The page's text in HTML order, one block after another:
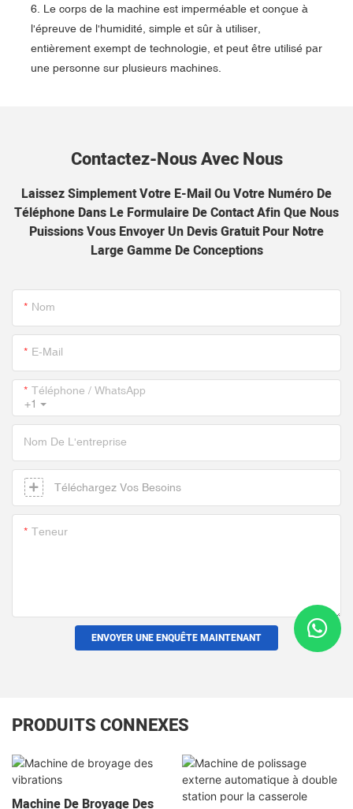
6. Le corps de la machine est imperméable et conçue à
l'épreuve de l'humidité, simple et sûr à utiliser,
entièrement exempt de technologie, et peut être utilisé par
une personne sur plusieurs machines.
Contactez-Nous Avec Nous
Laissez Simplement Votre E-Mail Ou Votre Numéro De
Téléphone Dans Le Formulaire De Contact Afin Que Nous
Puissions Vous Envoyer Un Devis Gratuit Pour Notre
Large Gamme De Conceptions
Nom
E-Mail
+1
Téléphone / WhatsApp
Nom De L'entreprise
Téléchargez Vos Besoins
Teneur
ENVOYER UNE ENQUÊTE MAINTENANT
PRODUITS CONNEXES
Machine De Broyage Des